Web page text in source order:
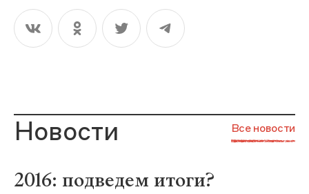
Новости Все новости
2016: подведем итоги?